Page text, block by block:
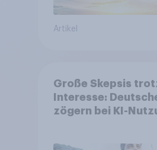
Artikel
Große Skepsis
Interesse:
zögern bei KI-